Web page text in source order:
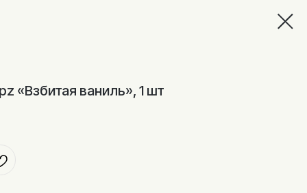
«Взбитая ваниль», 1 шт